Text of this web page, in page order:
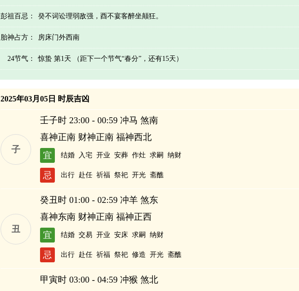
彭祖百忌： 癸不词讼理弱敌强，酉不宴客醉坐颠狂。
胎神占方： 房床门外西南
24节气： 惊蛰 第1天 （距下一个节气“春分”，还有15天）
2025年03月05日 时辰吉凶
子
壬子时 23:00 - 00:59 冲马 煞南
喜神正南 财神正南 福神西北
宜
结婚 入宅 开业 安葬 作灶 求嗣 纳财
忌 出行 赴任 祈福 祭祀 开光 斋醮
丑
癸丑时 01:00 - 02:59 冲羊 煞东
喜神东南 财神正南 福神正西
宜
结婚 交易 开业 安床 求嗣 纳财
忌 出行 赴任 祈福 祭祀 修造 开光 斋醮
甲寅时 03:00 - 04:59 冲猴 煞北